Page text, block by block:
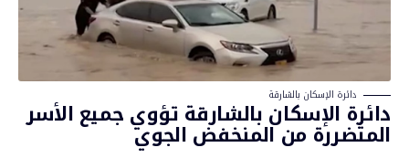
دائرة الإسكان بالشارقة
دائرة الإسكان بالشارقة تؤوي جميع الأسر
المتضررة من المنخفض الجوي